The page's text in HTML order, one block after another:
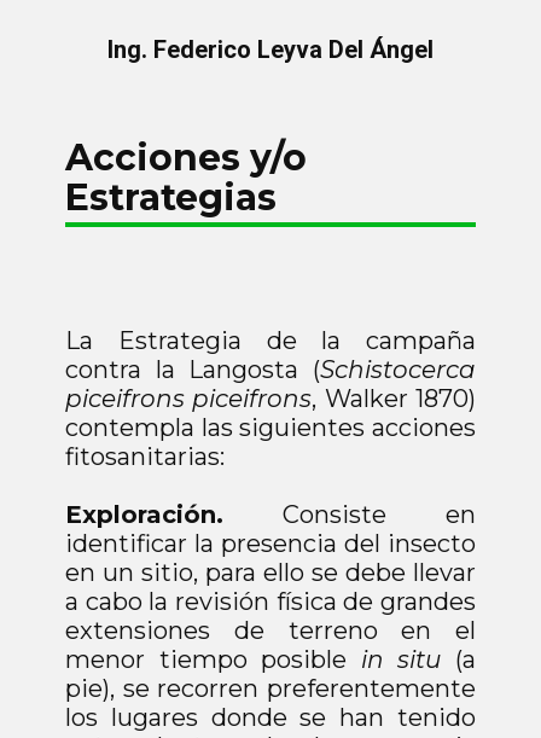
Ing. Federico Leyva Del Ángel
Acciones y/o
Estrategias
La Estrategia de la campaña
contra la Langosta (Schistocerca
piceifrons piceifrons, Walker 1870)
contempla las siguientes acciones
fitosanitarias:
Exploración. Consiste en
identificar la presencia del insecto
en un sitio, para ello se debe llevar
a cabo la revisión física de grandes
extensiones de terreno en el
menor tiempo posible in situ (a
pie), se recorren preferentemente
los lugares donde se han tenido